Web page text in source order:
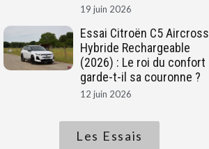
19 juin 2026
Essai Citroën C5 Aircross
Hybride Rechargeable
(2026) : Le roi du confort
garde-t-il sa couronne ?
12 juin 2026
Les Essais